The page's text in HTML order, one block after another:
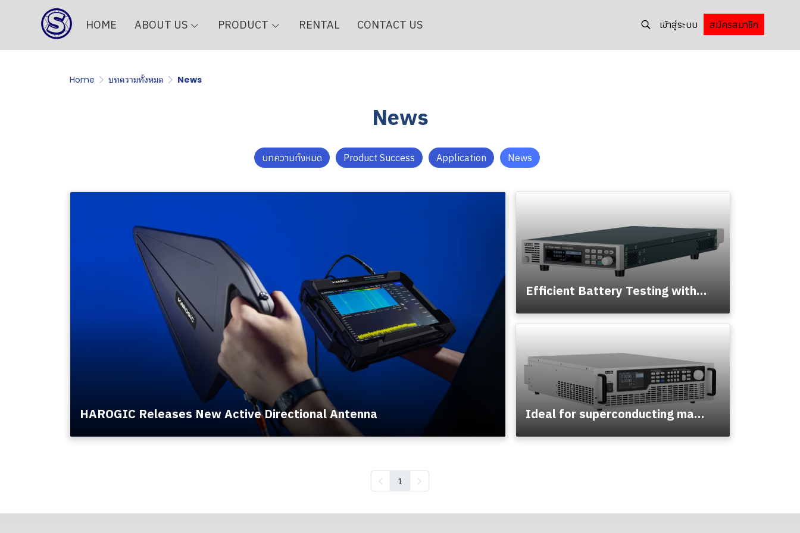
HOME ABOUT US PRODUCT RENTAL CONTACT US เข้าสู่ระบบ สมัครสมาชิก
Home บทความทั้งหมด News
News
บทความทั้งหมด Product Success Application News
HAROGIC Releases New Active Directional Antenna
Efficient Battery Testing with FaithTech FTP1000 and FT6300 series
Ideal for superconducting magnet testing-FaithTech FTG ultra-high current programmable DC power supply
1